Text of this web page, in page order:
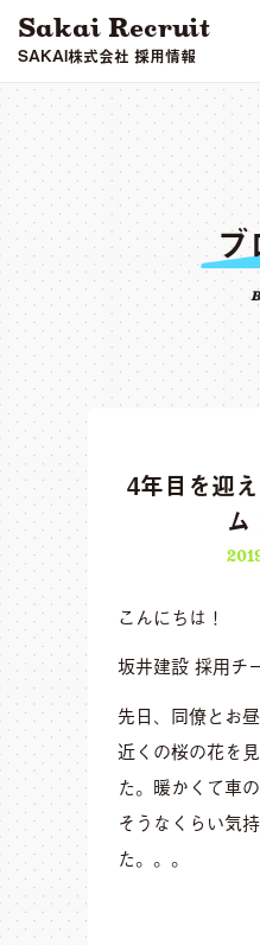
Sakai Recruit
SAKAI株式会社 採用情報
4年目を迎
ム
こんにちは！
坂井建設 採用チ
先日、同僚とお
近くの桜の花を
た。 暖かくて車
そうなくらい気
た。。。